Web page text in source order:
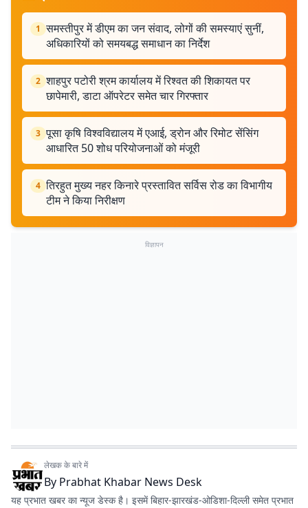
1 समस्तीपुर में डीएम का जन संवाद, लोगों की समस्याएं सुनीं,
अधिकारियों को समयबद्ध समाधान का निर्देश
2 शाहपुर पटोरी श्रम कार्यालय में रिश्वत की शिकायत पर
छापेमारी, डाटा ऑपरेटर समेत चार गिरफ्तार
3 पूसा कृषि विश्वविद्यालय में एआई, ड्रोन और रिमोट सेंसिंग
आधारित 50 शोध परियोजनाओं को मंजूरी
4 तिरहुत मुख्य नहर किनारे प्रस्तावित सर्विस रोड का विभागीय
टीम ने किया निरीक्षण
विज्ञापन
लेखक के बारे में
By Prabhat Khabar News Desk
यह प्रभात खबर का न्यूज डेस्क है। इसमें बिहार-झारखंड-ओडिशा-दिल्‍ली समेत प्रभात